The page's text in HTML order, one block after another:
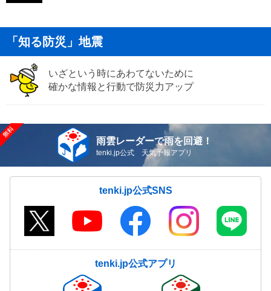
「知る防災」地震
いざという時にあわてないために
確かな情報と行動で防災力アップ
雨雲レーダーで雨を回避！
tenki.jp公式 天気予報アプリ
tenki.jp公式SNS
tenki.jp公式アプリ